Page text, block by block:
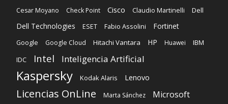
Cesar Moyano
Check Point Cisco Claudio Martinelli Dell
Dell Technologies ESET Fabio Assolini Fortinet
Google Google Cloud Hitachi Vantara HP Huawei IBM
IDC Intel Inteligencia Artificial
Kaspersky Kodak Alaris Lenovo
Licencias OnLine Marta Sánchez
Microsoft